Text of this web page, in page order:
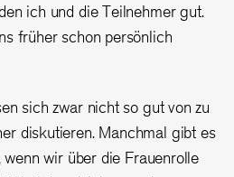
ich und die Teilnehmer gut.
früher schon persönlich
sich zwar nicht so gut von zu
diskutieren. Manchmal gibt es
wir über die Frauenrolle